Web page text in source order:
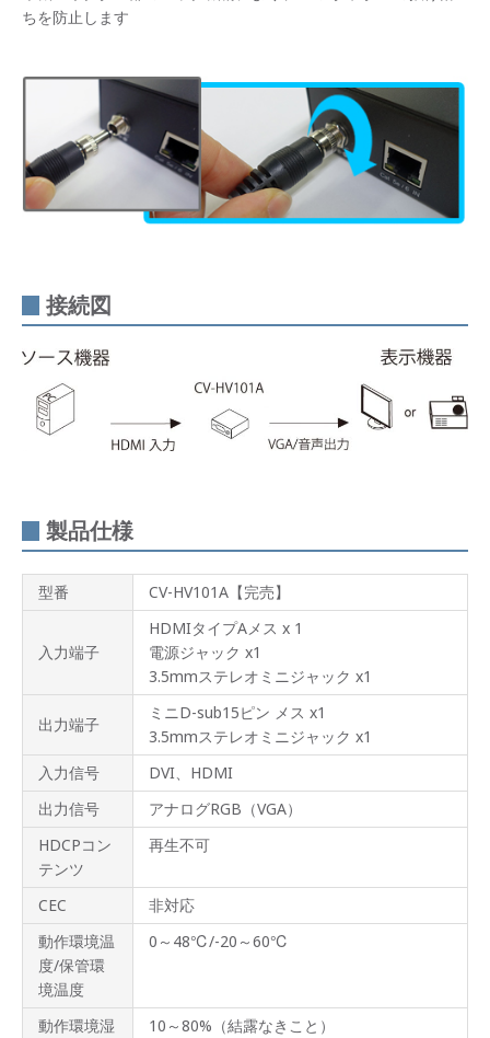
ちを防止します
接続図
製品仕様
型番 CV-HV101A【完売】
入力端子
HDMIタイプAメス x 1
電源ジャック x1
3.5mmステレオミニジャック x1
出力端子
ミニD-sub15ピン メス x1
3.5mmステレオミニジャック x1
入力信号
DVI、HDMI
出力信号
アナログRGB（VGA）
HDCPコン
テンツ
再生不可
CEC
非対応
動作環境温
度/保管環
境温度
0～48℃/-20～60℃
動作環境湿
10～80%（結露なきこと）